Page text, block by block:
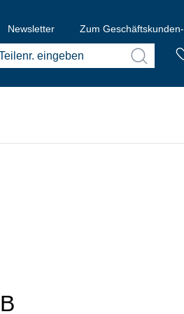
Newsletter Zum